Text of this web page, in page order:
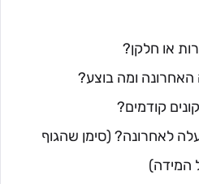
או חלקן?
ומה בוצע?
קודמים?
לאחרונה? (סימן שהגוף
המידה)